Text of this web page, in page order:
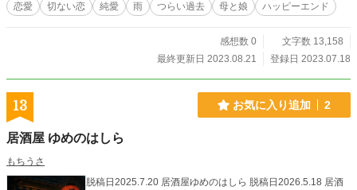
恋愛 切ない恋 純愛 雨 つらい過去 母と娘 ハッピーエンド
感想数 0
文字数 13,158
最終更新日 2023.08.21
登録日 2023.07.18
13 お気に入り追加 2
居酒屋 ゆめのはしら
もちうさ
脱稿日2025.7.20 居酒屋ゆめのはしら 脱稿日2026.5.18 居酒